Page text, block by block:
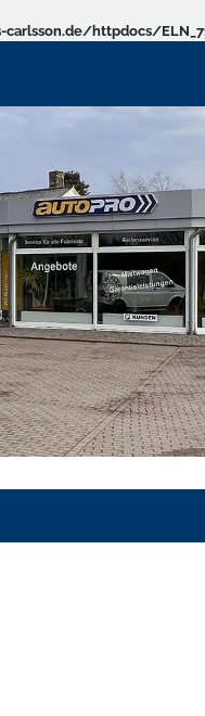
httpdocs/